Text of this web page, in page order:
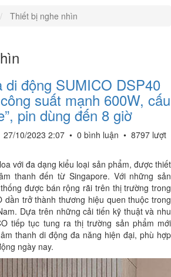
Thiết bị nghe nhìn
di động SUMICO DSP40
suất mạnh 600W, cấu
pin dùng đến 8 giờ
27/10/2023 2:07 • 0 bình luận • 8797 lượt
với đa dạng kiểu loại sản phẩm, được thiết
thanh đến từ Singapore. Với những sản
được bán rộng rãi trên thị trường trong
dần trở thành thương hiệu quen thuộc trong
Dựa trên những cải tiến kỹ thuật và nhu
tiếp tục tung ra thị trường sản phẩm mới
thanh di động đa năng hiện đại, phù hợp
ngày nay.